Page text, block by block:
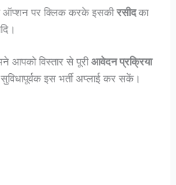
पर क्लिक करके इसकीरसीदका
आपको विस्तार से पूरीआवेदन प्रक्रिया
इस भर्ती अप्लाई कर सकें।